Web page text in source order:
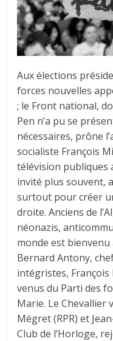
Aux élections
forces nouvelles
; le Front national,
Pen n’a pu se
nécessaires, prône
socialiste François
télévision publiques
invité plus souvent,
surtout pour créer
droite. Anciens de
néonazis,
monde est
Bernard Antony,
intégristes, François
venus du Parti des
Marie. Le Chevallier
Mégret (RPR) et
Club de l’Horloge,